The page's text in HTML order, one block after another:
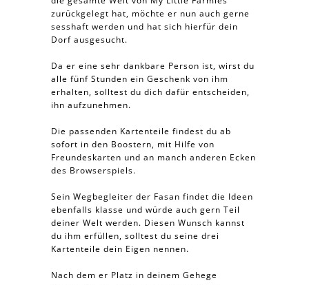
zurückgelegt hat, möchte er nun auch gerne
sesshaft werden und hat sich hierfür dein
Dorf ausgesucht.
Da er eine sehr dankbare Person ist, wirst du
alle fünf Stunden ein Geschenk von ihm
erhalten, solltest du dich dafür entscheiden,
ihn aufzunehmen.
Die passenden Kartenteile findest du ab
sofort in den Boostern, mit Hilfe von
Freundeskarten und an manch anderen Ecken
des Browserspiels.
Sein Wegbegleiter der Fasan findet die Ideen
ebenfalls klasse und würde auch gern Teil
deiner Welt werden. Diesen Wunsch kannst
du ihm erfüllen, solltest du seine drei
Kartenteile dein Eigen nennen.
Nach dem er Platz in deinem Gehege